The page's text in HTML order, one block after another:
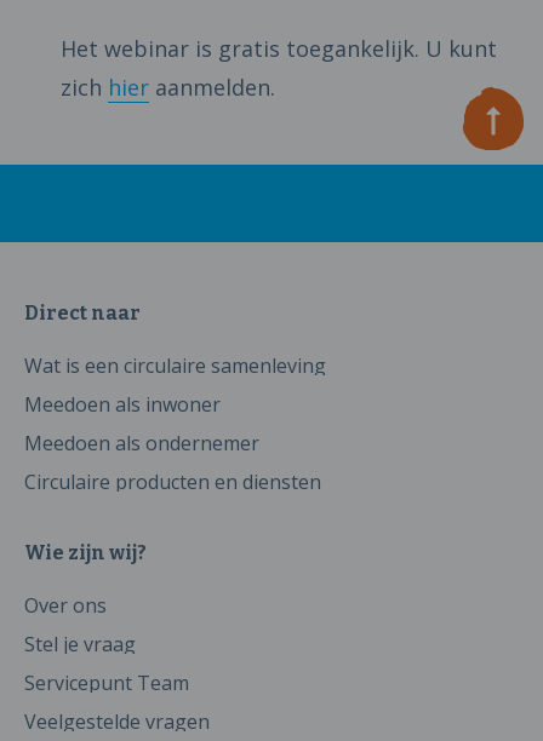
Het webinar is gratis toegankelijk. U kunt
zich hier aanmelden.
Direct naar
Wat is een circulaire samenleving
Meedoen als inwoner
Meedoen als ondernemer
Circulaire producten en diensten
Wie zijn wij?
Over ons
Stel je vraag
Servicepunt Team
Veelgestelde vragen